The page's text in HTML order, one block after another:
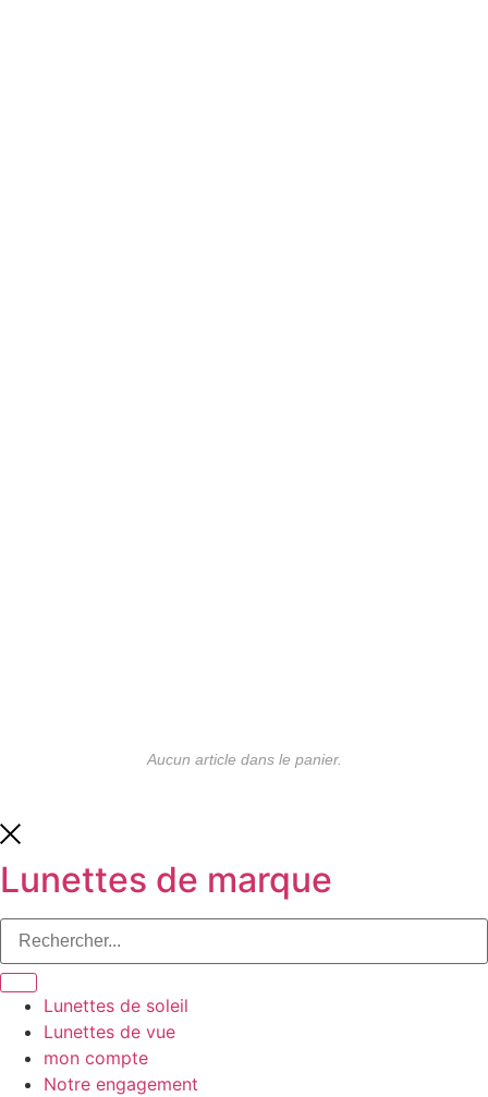
Aucun article dans le panier.
Lunettes de marque
Lunettes de soleil
Lunettes de vue
mon compte
Notre engagement